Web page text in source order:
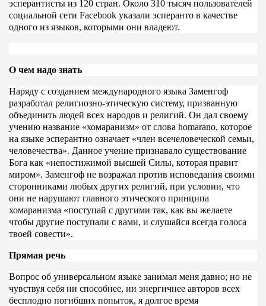
эсперантисты из 120 стран. Около 310 тысяч пользователей
социальной сети Facebook указали эсперанто в качестве
одного из языков, которыми они владеют.
О чем надо знать
Наряду с созданием международного языка Заменгоф
разработал религиозно-этическую систему, призванную
объединить людей всех народов и религий. Он дал своему
учению название «хомаранизм» от слова homarano, которое
на языке эсперантно означает «член всечеловеческой семьи,
человечества». Данное учение признавало существование
Бога как «непостижимой высшей Силы, которая правит
миром». Заменгоф не возражал против исповедания своими
сторонниками любых других религий, при условии, что
они не нарушают главного этического принципа
хомаранизма «поступай с другими так, как вы желаете
чтобы другие поступали с вами, и слушайся всегда голоса
твоей совести».
Прямая речь
Вопрос об универсальном языке занимал меня давно; но не
чувствуя себя ни способнее, ни энергичнее авторов всех
бесплодно погибших попыток, я долгое время